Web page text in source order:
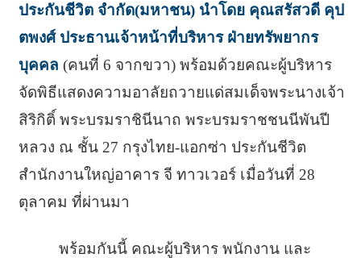
ประกันชีวิต จำกัด(มหาชน) นำโดย คุณสรัสวดี คุป
ตพงศ์ ประธานเจ้าหน้าที่บริหาร ฝ่ายทรัพยากร
บุคคล (คนที่ 6 จากขวา) พร้อมด้วยคณะผู้บริหาร
จัดพิธีแสดงความอาลัยถวายแด่สมเด็จพระนางเจ้า
สิริกิติ์ พระบรมราชินีนาถ พระบรมราชชนนีพันปี
หลวง ณ ชั้น 27 กรุงไทย-แอกซ่า ประกันชีวิต
สำนักงานใหญ่อาคาร จี ทาวเวอร์ เมื่อวันที่ 28
ตุลาคม ที่ผ่านมา
พร้อมกันนี้ คณะผู้บริหาร พนักงาน และ